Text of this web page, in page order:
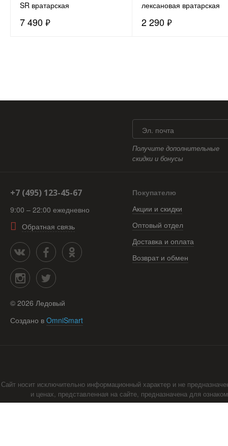
SR вратарская
7 490₽
лексановая вратарская
2 290₽
Эл. почта
Получите дополнительные
скидки и бонусы
+7 (495) 123-45-67
9:00 – 22:00 ежедневно
Обратная связь
© 2026 Ледовый
Создано в OmniSmart
Покупателю
Акции и скидки
Оптовый отдел
Доставка и оплата
Возврат и обмен
Сайт носит исключительно информационный характер и не
и ценах, представленная на сайте, предназначена для